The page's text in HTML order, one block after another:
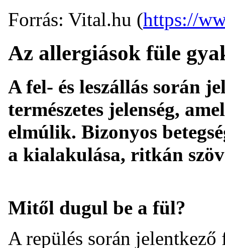
Forrás: Vital.hu (https://
Az allergiások füle
A fel- és leszállás során
természetes jelenség,
elmúlik. Bizonyos
a kialakulása, ritkán
Mitől dugul be a fül?
A repülés során